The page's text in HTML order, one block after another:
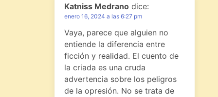
Katniss Medrano dice:
enero 16, 2024 a las 6:27 pm
Vaya, parece que alguien no
entiende la diferencia entre
ficción y realidad. El cuento de
la criada es una cruda
advertencia sobre los peligros
de la opresión. No se trata de